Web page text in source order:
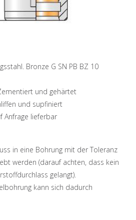
Bronze G SN PB BZ 10
und gehärtet
und supfiniert
Anfrage lieferbar
in eine Bohrung mit der Toleranz
werden (darauf achten, dass kein
gelangt).
kann sich dadurch